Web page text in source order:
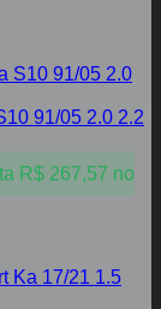
91/05 2.0 2.2
R$267,57 no